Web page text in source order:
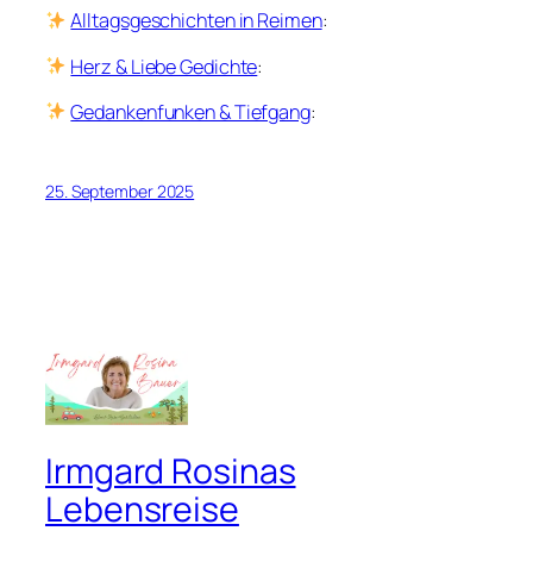
Alltagsgeschichten in Reimen:
Herz & Liebe Gedichte:
Gedankenfunken & Tiefgang:
25. September 2025
Irmgard Rosinas
Lebensreise